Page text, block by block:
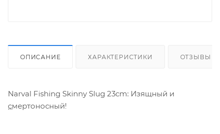
ОПИСАНИЕ ХАРАКТЕРИСТИКИ ОТЗЫВЫ
Narval Fishing Skinny Slug 23cm: Изящный и
смертоносный!